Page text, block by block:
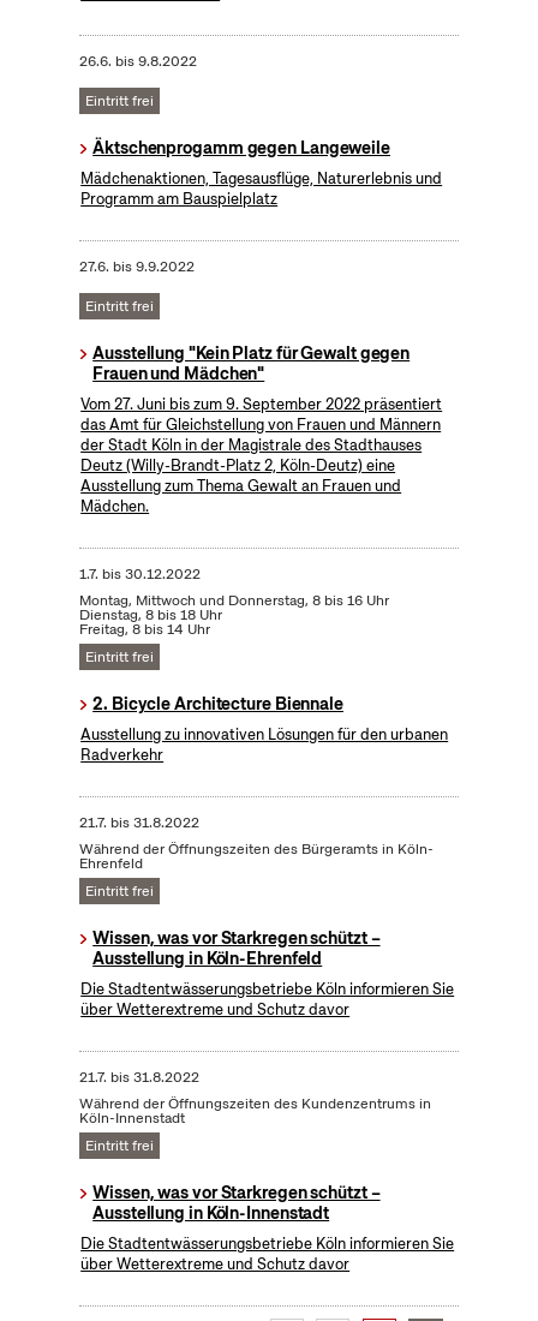
26.6. bis9.8.2022
Eintritt frei
Äktschenprogamm gegen Langeweile
Mädchenaktionen, Tagesausflüge, Naturerlebnis und
Programm am Bauspielplatz
27.6. bis9.9.2022
Eintritt frei
Ausstellung "Kein Platz für Gewalt gegen
Frauen und Mädchen"
Vom 27. Juni bis zum 9. September 2022 präsentiert
das Amt für Gleichstellung von Frauen und Männern
der Stadt Köln in der Magistrale des Stadthauses
Deutz (Willy-Brandt-Platz 2, Köln-Deutz) eine
Ausstellung zum Thema Gewalt an Frauen und
Mädchen.
1.7. bis30.12.2022
Montag, Mittwoch und Donnerstag, 8 bis 16 Uhr
Dienstag, 8 bis 18 Uhr
Freitag, 8 bis 14 Uhr
Eintritt frei
2. Bicycle Architecture Biennale
Ausstellung zu innovativen Lösungen für den urbanen
Radverkehr
21.7. bis31.8.2022
Während der Öffnungszeiten des Bürgeramts in Köln-
Ehrenfeld
Eintritt frei
Wissen, was vor Starkregen schützt –
Ausstellung in Köln-Ehrenfeld
Die Stadtentwässerungsbetriebe Köln informieren Sie
über Wetterextreme und Schutz davor
21.7. bis31.8.2022
Während der Öffnungszeiten des Kundenzentrums in
Köln-Innenstadt
Eintritt frei
Wissen, was vor Starkregen schützt –
Ausstellung in Köln-Innenstadt
Die Stadtentwässerungsbetriebe Köln informieren Sie
über Wetterextreme und Schutz davor